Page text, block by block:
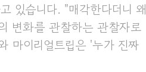
있습니다. "매각한다더니 왜
변화를 관찰하는 관찰자로
마이리얼트립은 '누가 진짜